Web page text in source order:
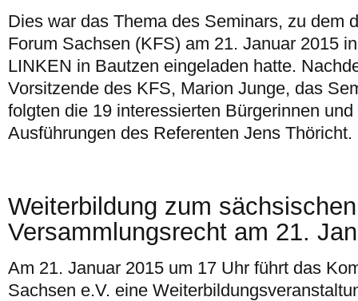
Dies war das Thema des Seminars, zu dem
Forum Sachsen (KFS) am 21. Januar 2015
LINKEN in Bautzen eingeladen hatte.
Vorsitzende des KFS, Marion Junge, das
folgten die 19 interessierten Bürgerinnen
Ausführungen des Referenten Jens Thöricht.
Weiterbildung zum sächsischen
Versammlungsrecht am 21.
Am 21. Januar 2015 um 17 Uhr führt das
Sachsen e.V. eine